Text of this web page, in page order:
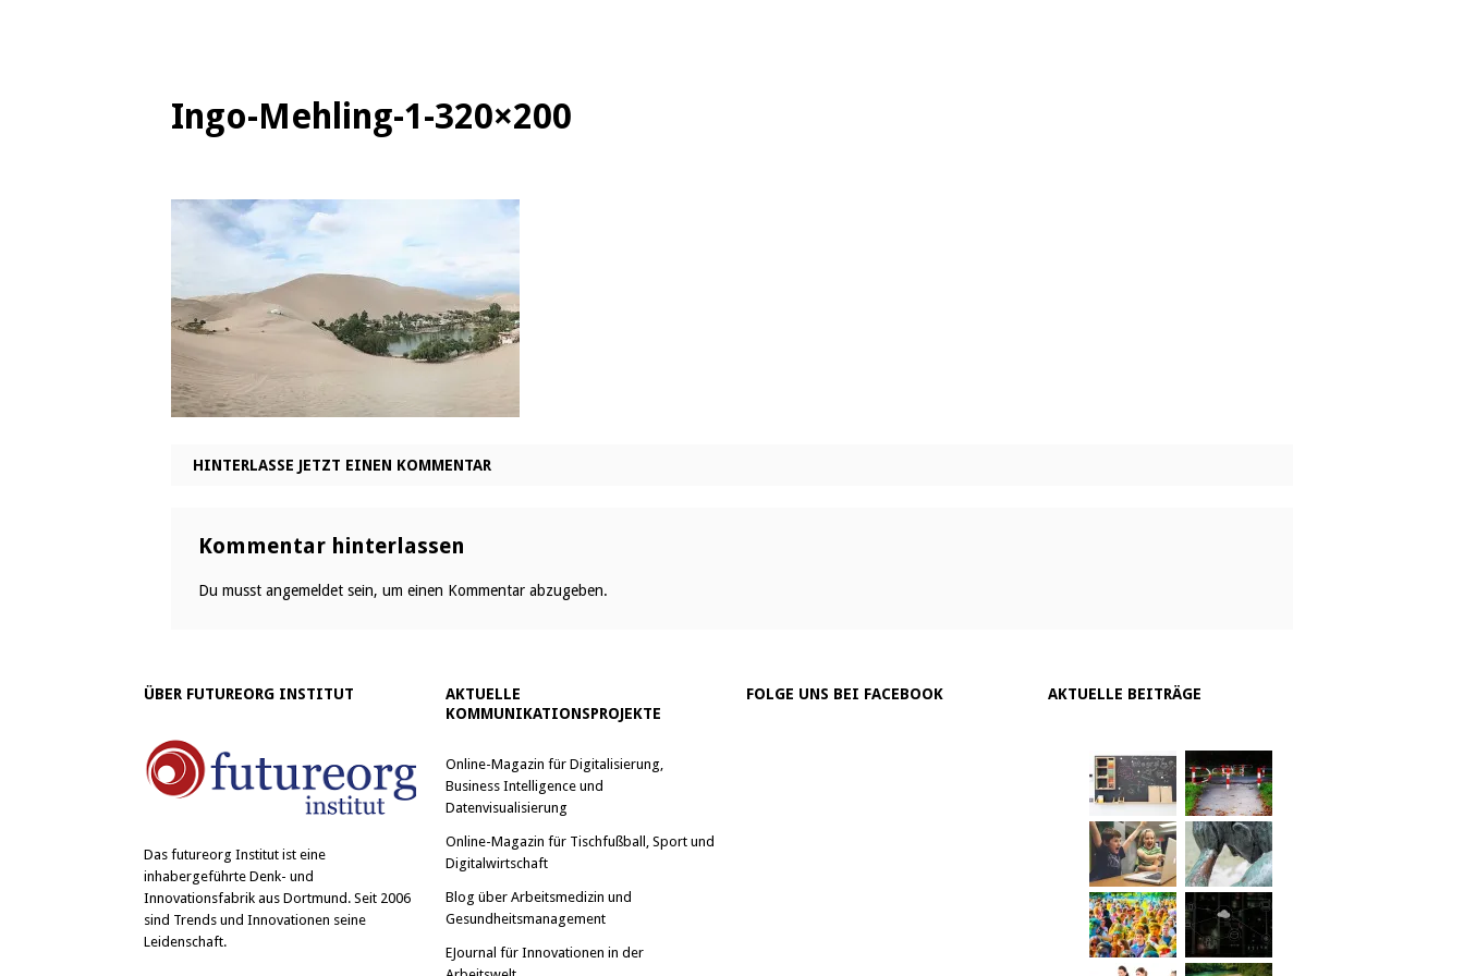
Ingo-Mehling-1-320×200
HINTERLASSE JETZT EINEN KOMMENTAR
Kommentar hinterlassen
Du musst angemeldet sein, um einen Kommentar abzugeben.
ÜBER FUTUREORG INSTITUT
Das futureorg Institut ist eine
inhabergeführte Denk- und
Innovationsfabrik aus Dortmund. Seit 2006
sind Trends und Innovationen seine
Leidenschaft.
AKTUELLE
KOMMUNIKATIONSPROJEKTE
Online-Magazin für Digitalisierung,
Business Intelligence und
Datenvisualisierung
Online-Magazin für Tischfußball, Sport und
Digitalwirtschaft
Blog über Arbeitsmedizin und
Gesundheitsmanagement
EJournal für Innovationen in der
FOLGE UNS BEI FACEBOOK AKTUELLE BEITRÄGE